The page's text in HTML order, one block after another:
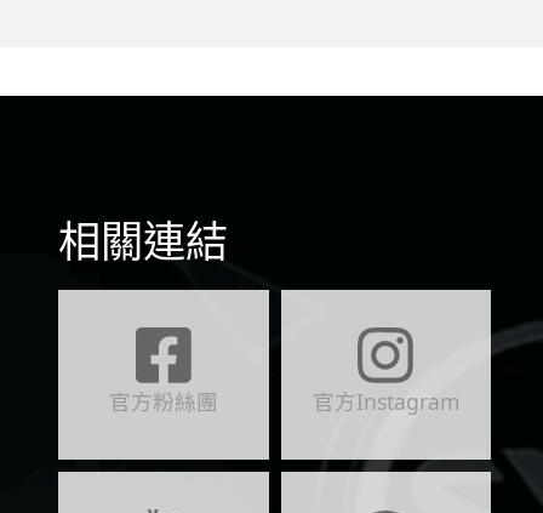
相關連結
官方粉絲團 官方Instagram